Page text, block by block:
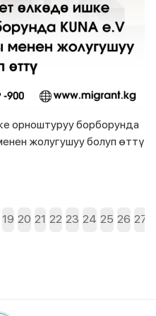
орноштуруу борборунда
жолугушуу болуп өттү
19 20 21 22 23 24 25 26 27